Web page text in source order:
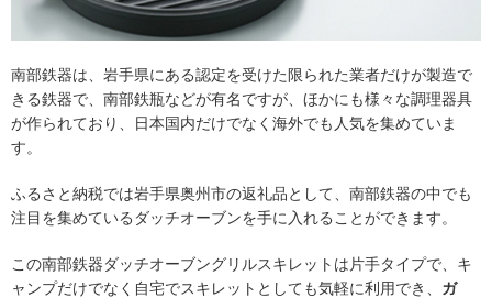
南部鉄器は、岩手県にある認定を受けた限られた業者だけが製造で
きる鉄器で、南部鉄瓶などが有名ですが、ほかにも様々な調理器具
が作られており、日本国内だけでなく海外でも人気を集めていま
す。
ふるさと納税では岩手県奥州市の返礼品として、南部鉄器の中でも
注目を集めているダッチオーブンを手に入れることができます。
この南部鉄器ダッチオーブングリルスキレットは片手タイプで、キ
ャンプだけでなく自宅でスキレットとしても気軽に利用でき、 ガ